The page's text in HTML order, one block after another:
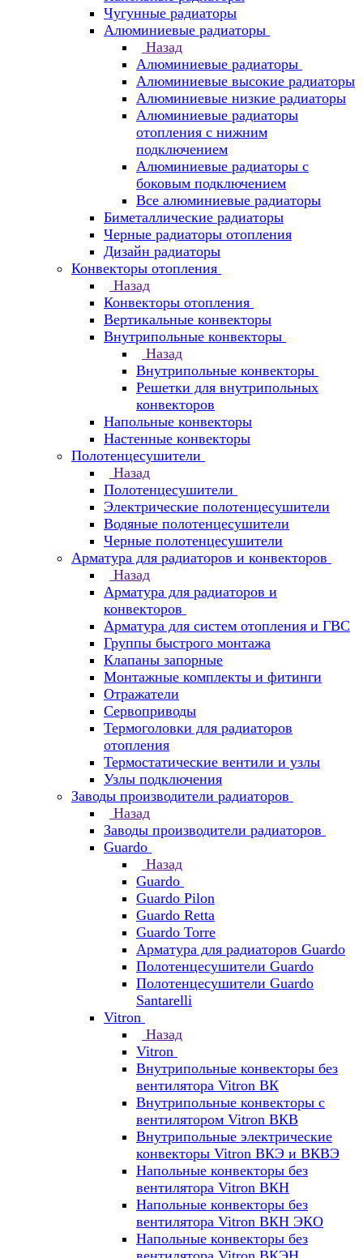
Чугунные радиаторы
Алюминиевые радиаторы
Назад
Алюминиевые радиаторы
Алюминиевые высокие радиаторы
Алюминиевые низкие радиаторы
Алюминиевые радиаторы
отопления с нижним
подключением
Алюминиевые радиаторы с
боковым подключением
Все алюминиевые радиаторы
Биметаллические радиаторы
Черные радиаторы отопления
Дизайн радиаторы
Конвекторы отопления
Назад
Конвекторы отопления
Вертикальные конвекторы
Внутрипольные конвекторы
Назад
Внутрипольные конвекторы
Решетки для внутрипольных
конвекторов
Напольные конвекторы
Настенные конвекторы
Полотенцесушители
Назад
Полотенцесушители
Электрические полотенцесушители
Водяные полотенцесушители
Черные полотенцесушители
Арматура для радиаторов и конвекторов
Назад
Арматура для радиаторов и
конвекторов
Арматура для систем отопления и ГВС
Группы быстрого монтажа
Клапаны запорные
Монтажные комплекты и фитинги
Отражатели
Сервоприводы
Термоголовки для радиаторов
отопления
Термостатические вентили и узлы
Узлы подключения
Заводы производители радиаторов
Назад
Заводы производители радиаторов
Guardo
Назад
Guardo
Guardo Pilon
Guardo Retta
Guardo Torre
Арматура для радиаторов Guardo
Полотенцесушители Guardo
Полотенцесушители Guardo
Santarelli
Vitron
Назад
Vitron
Внутрипольные конвекторы без
вентилятора Vitron ВК
Внутрипольные конвекторы с
вентилятором Vitron ВКВ
Внутрипольные электрические
конвекторы Vitron ВКЭ и ВКВЭ
Напольные конвекторы без
вентилятора Vitron ВКН
Напольные конвекторы без
вентилятора Vitron ВКН ЭКО
Напольные конвекторы без